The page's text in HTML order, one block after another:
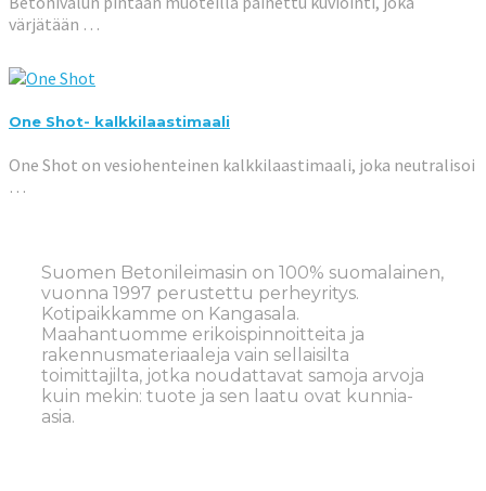
värjätään …
One Shot- kalkkilaastimaali
One Shot on vesiohenteinen kalkkilaastimaali, joka neutralisoi
…
Suomen Betonileimasin on 100% suomalainen,
vuonna 1997 perustettu perheyritys.
Kotipaikkamme on Kangasala.
Maahantuomme erikoispinnoitteita ja
rakennusmateriaaleja vain sellaisilta
toimittajilta, jotka noudattavat samoja arvoja
kuin mekin: tuote ja sen laatu ovat kunnia-
asia.